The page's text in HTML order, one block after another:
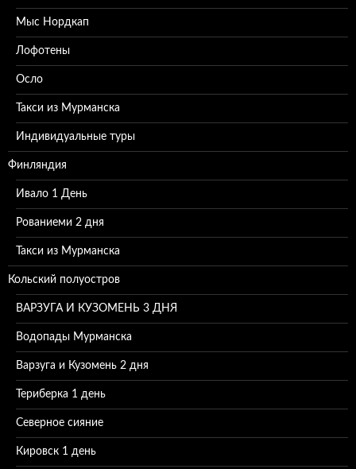
Мыс Нордкап
Лофотены
Осло
Такси из Мурманска
Индивидуальные туры
Финляндия
Ивало 1 День
Рованиеми 2 дня
Такси из Мурманска
Кольский полуостров
ВАРЗУГА И КУЗОМЕНЬ 3 ДНЯ
Водопады Мурманска
Варзуга и Кузомень 2 дня
Териберка 1 день
Северное сияние
Кировск 1 день